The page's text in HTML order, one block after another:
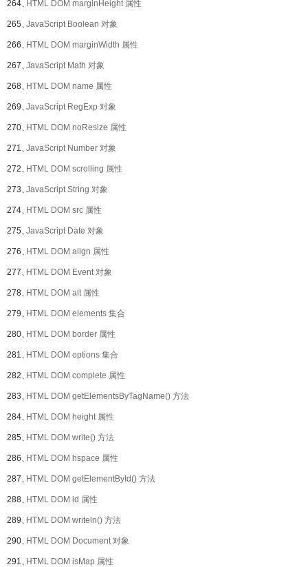
264、HTML DOM marginHeight 属性
265、JavaScript Boolean 对象
266、HTML DOM marginWidth 属性
267、JavaScript Math 对象
268、HTML DOM name 属性
269、JavaScript RegExp 对象
270、HTML DOM noResize 属性
271、JavaScript Number 对象
272、HTML DOM scrolling 属性
273、JavaScript String 对象
274、HTML DOM src 属性
275、JavaScript Date 对象
276、HTML DOM align 属性
277、HTML DOM Event 对象
278、HTML DOM alt 属性
279、HTML DOM elements 集合
280、HTML DOM border 属性
281、HTML DOM options 集合
282、HTML DOM complete 属性
283、HTML DOM getElementsByTagName() 方法
284、HTML DOM height 属性
285、HTML DOM write() 方法
286、HTML DOM hspace 属性
287、HTML DOM getElementById() 方法
288、HTML DOM id 属性
289、HTML DOM writeln() 方法
290、HTML DOM Document 对象
291、HTML DOM isMap 属性